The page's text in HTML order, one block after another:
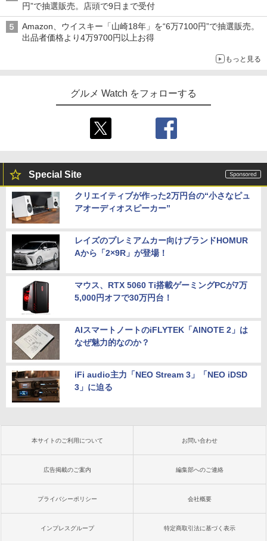
円”で抽選販売。店頭で9日まで受付
Amazon、ウイスキー「山崎18年」を“6万7100円”で抽選販売。
出品者価格より4万9700円以上お得
もっと見る
グルメ Watch をフォローする
Special Site
クリエイティブが作った2万円台の“小さなピュ
アオーディオスピーカー”
レイズのプレミアムカー向けブランドHOMUR
Aから「2×9R」が登場！
マウス、RTX 5060 Ti搭載ゲーミングPCが7万
5,000円オフで30万円台！
AIスマートノートのiFLYTEK「AINOTE 2」は
なぜ魅力的なのか？
iFi audio主力「NEO Stream 3」「NEO iDSD
3」に迫る
本サイトのご利用について お問い合わせ
広告掲載のご案内 編集部へのご連絡
プライバシーポリシー 会社概要
インプレスグループ 特定商取引法に基づく表示